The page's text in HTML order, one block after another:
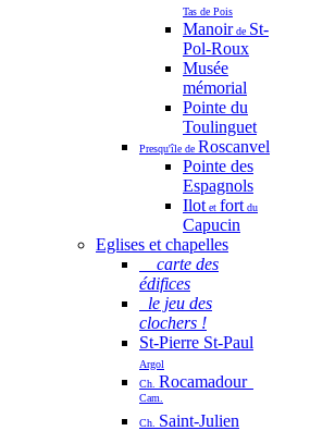
Tas de Pois
Manoirde St-
Pol-Roux
Musée
mémorial
Pointe du
Toulinguet
Presqu'île de Roscanvel
Pointe des
Espagnols
Ilot et fort du
Capucin
Eglises et chapelles
carte des
édifices
le jeu des
clochers !
St-Pierre St-Paul
Argol
Ch. Rocamadour
Cam.
Ch. Saint-Julien